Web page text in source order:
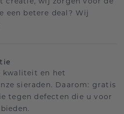
creatie, wij zorgen voor de
een betere deal? Wij
kwaliteit en het
sieraden. Daarom: gratis
tegen defecten die u voor